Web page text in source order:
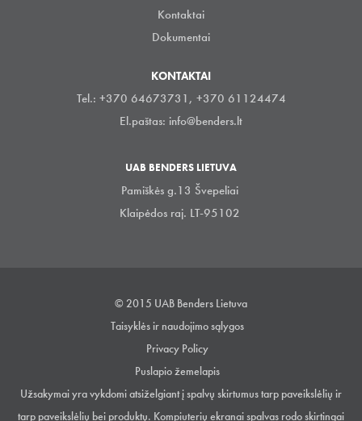
Kontaktai
Dokumentai
KONTAKTAI
Tel.: +370 64673731, +370 61124474
El.paštas: info@benders.lt
UAB BENDERS LIETUVA
Pamiškės g.13 Švepeliai
Klaipėdos raj. LT-95102
© 2015 UAB Benders Lietuva
Taisyklės ir naudojimo sąlygos
Privacy Policy
Puslapio žemelapis
Užsakymai yra vykdomi atsiželgiant į spalvų skirtumus tarp paveikslėlių ir
tarp paveikslėlių bei produktų. Kompiuterių ekranai spalvas rodo skirtingai